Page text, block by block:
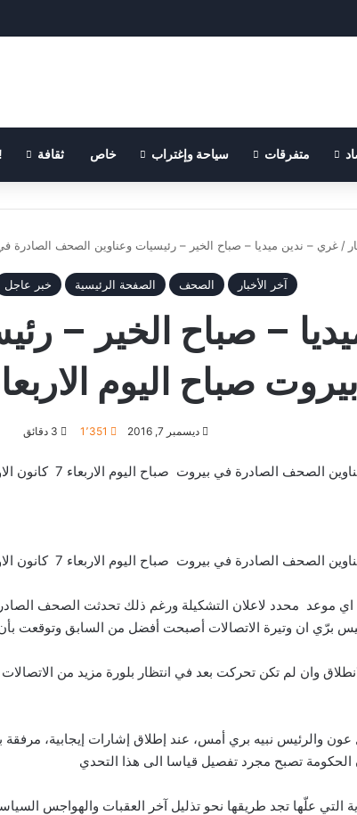
متفرقات سياحة وإغتراب خاص ثقافة
/ غري – ندين ميديا – صباح الخير – رئيسيات وعناوين الصحف الصادرة في بيروت صباح
آخر الأخبار الصحف الصفحة الرئيسية خبر عاجل
– صباح الخير –
اليوم الاربعاء 7 كانون الاول
ديسمبر 7, 2016 1٬351
الصادرة في بيروت صباح اليوم الاربعاء 7 كانون الاول 2016
الصادرة في بيروت صباح اليوم الاربعاء 7 كانون الاول 2016
موعد محدد لاعلان التشكيلة ورغم ذلك تحدثت الصحف
برّي ان وتيرة الاتصالات أصبحت أفضل من السابق وتوقعت
وان لم تكن تحركت بعد في انتظار بلورة مزيد من
والرئيس نبيه بري أمس، عند إطلاق إشارات إيجابية،
الحكومة تصبح مجرد تفصيل قياسا الى هذا التحدي
التي علّها تجد طريقها نحو تذليل آخر العقبات والهواجس